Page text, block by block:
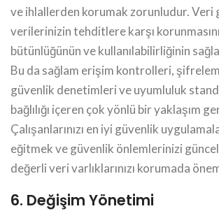
ve ihlallerden korumak zorunludur. Veri
verilerinizin tehditlere karşı
bütünlüğünün ve kullanılabilirliğinin
Bu da sağlam erişim kontrolleri,
güvenlik denetimleri ve uyumluluk
bağlılığı içeren çok yönlü bir yaklaşım
Çalışanlarınızı en iyi güvenlik
eğitmek ve güvenlik önlemlerinizi
değerli veri varlıklarınızı korumada
6. Değişim Yönetimi